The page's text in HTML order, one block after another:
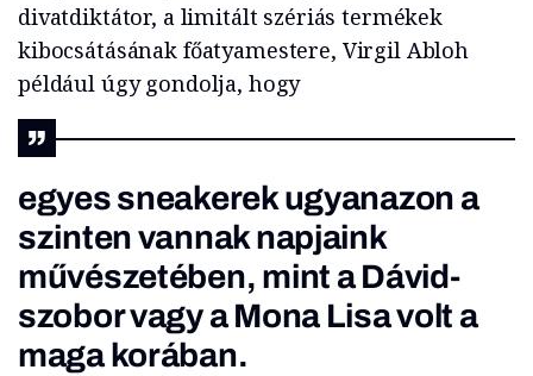
divatdiktátor, a limitált szériás termékek
kibocsátásának főatyamestere, Virgil Abloh
például úgy gondolja, hogy
egyes sneakerek ugyanazon a
szinten vannak napjaink
művészetében, mint a Dávid-
szobor vagy a Mona Lisa volt a
maga korában.